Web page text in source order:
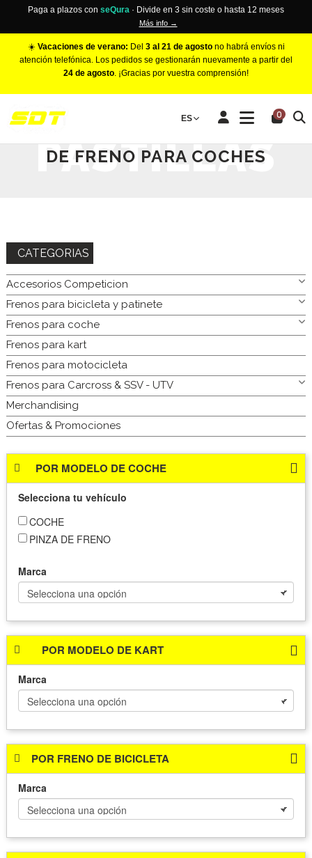
Paga a plazos con seQura · Divide en 3 sin coste o hasta 12 meses
Más info →
☀️ Vacaciones de verano: Del 3 al 21 de agostono habrá envíos ni
atención telefónica. Los pedidos se gestionarán nuevamente a partir del
24 de agosto. ¡Gracias por vuestra comprensión!
ES 0
PASTILLAS DE FRENO PARA
COCHES
PASTILLAS
DE FRENO PARA COCHES
CATEGORIAS
Accesorios Competicion
Frenos para bicicleta y patinete
Frenos para coche
Frenos para kart
Frenos para motocicleta
Frenos para Carcross & SSV - UTV
Merchandising
Ofertas & Promociones
POR MODELO DE COCHE
Selecciona tu vehículo
COCHE
PINZA DE FRENO
Marca
POR MODELO DE KART
Marca
POR FRENO DE BICICLETA
Marca